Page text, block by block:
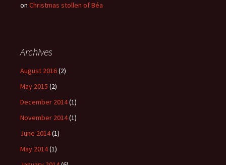
on Christmas stollen of Béa
Archives
August 2016(2)
May 2015 (2)
December 2014(1)
November 2014(1)
June 2014(1)
May 2014(1)